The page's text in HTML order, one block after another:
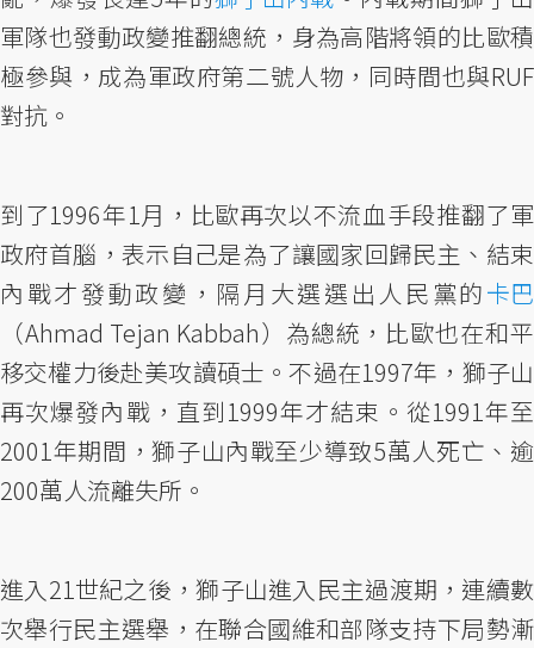
軍隊也發動政變推翻總統，身為高階將領的比歐積
極參與，成為軍政府第二號人物，同時間也與RUF
對抗。
到了1996年1月，比歐再次以不流血手段推翻了軍
政府首腦，表示自己是為了讓國家回歸民主、結束
內戰才發動政變，隔月大選選出人民黨的卡巴
（Ahmad Tejan Kabbah）為總統，比歐也在和平
移交權力後赴美攻讀碩士。不過在1997年，獅子山
再次爆發內戰，直到1999年才結束。從1991年至
2001年期間，獅子山內戰至少導致5萬人死亡、逾
200萬人流離失所。
進入21世紀之後，獅子山進入民主過渡期，連續數
次舉行民主選舉，在聯合國維和部隊支持下局勢漸